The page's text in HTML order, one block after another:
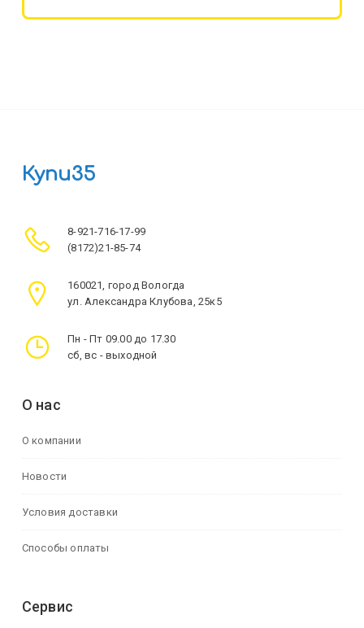
Купи35
8-921-716-17-99
(8172)21-85-74
160021, город Вологда
ул. Александра Клубова, 25к5
Пн - Пт 09.00 до 17.30
сб, вс - выходной
О нас
О компании
Новости
Условия доставки
Способы оплаты
Сервис